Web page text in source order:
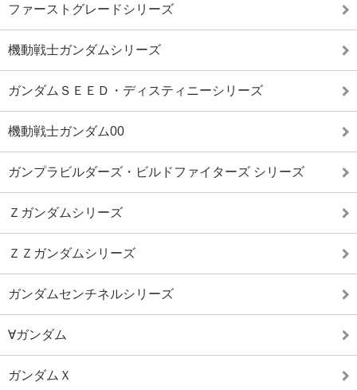
ファーストグレードシリーズ
機動戦士ガンダムシリーズ
ガンダムＳＥＥＤ・ディスティニーシリーズ
機動戦士ガンダム00
ガンプラビルダーズ・ビルドファイターズ シリーズ
Ｚガンダムシリーズ
ＺＺガンダムシリーズ
ガンダムセンチネルシリーズ
∀ガンダム
ガンダムＸ